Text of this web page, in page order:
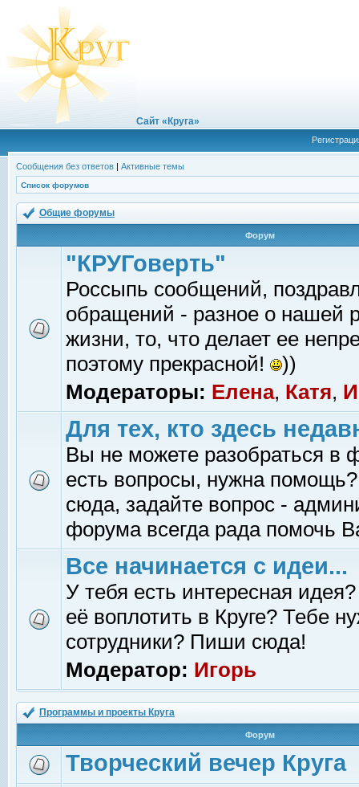
Сайт «Круга»
Сообщения без ответов | Активные темы
Список форумов
Общие форумы
Форум
"КРУГоверть"
Россыпь сообщений,
обращений - разное о нашей
жизни, то, что делает ее
поэтому прекрасной!
))
Модераторы: Елена, Катя,
Для тех, кто здесь
Вы не можете разобраться в
есть вопросы, нужна помощь?
сюда, задайте вопрос -
форума всегда рада помочь
Все начинается с идеи...
У тебя есть интересная
её воплотить в Круге? Тебе
сотрудники? Пиши сюда!
Модератор: Игорь
Программы и проекты Круга
Форум
Творческий вечер Круга